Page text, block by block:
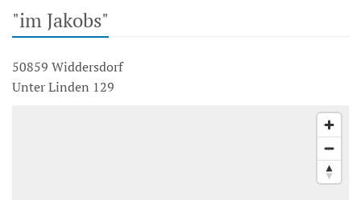
"im Jakobs"
50859 Widdersdorf
Unter Linden 129